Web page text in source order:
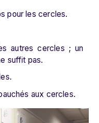
pour les cercles.
autres cercles ; un
suffit pas.
aux cercles.